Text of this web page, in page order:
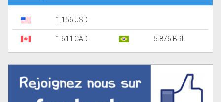
1.156 USD
1.611 CAD 5.876 BRL